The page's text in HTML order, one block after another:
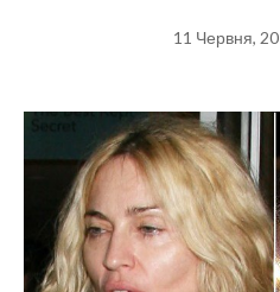
11 Червня,